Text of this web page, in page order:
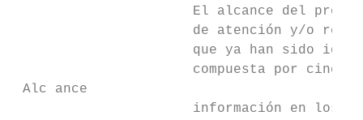
El alcance del
de atención y/o
que ya han sido
compuesta por cinco
Alc ance
información en los